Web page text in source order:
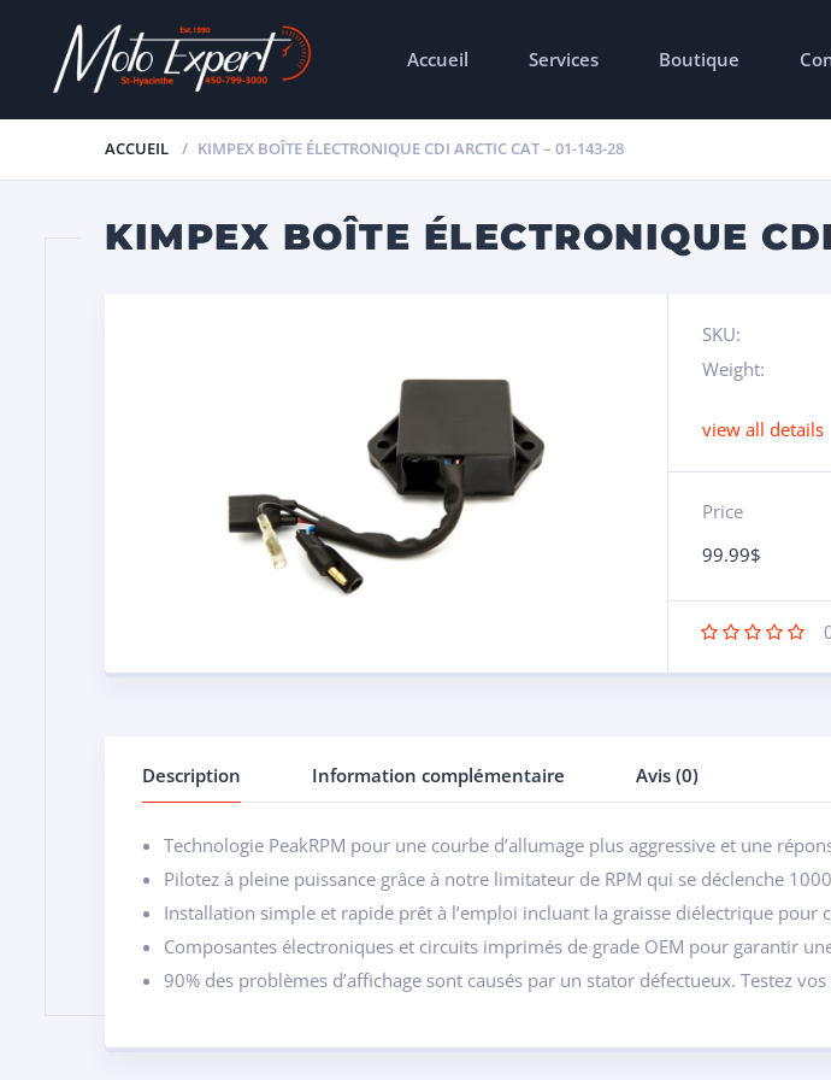
Accueil Services Boutique
ACCUEIL KIMPEX BOÎTE ÉLECTRONIQUE CDI ARCTIC CAT – 01-143-28
KIMPEX BOÎTE ÉLECTRONIQUE
SKU:
Weight:
view all details
Price
99.99$
Description Information complémentaire Avis (0)
Technologie PeakRPM pour une courbe d’allumage plus aggressive et une
Pilotez à pleine puissance grâce à notre limitateur de RPM qui se déclenche
Installation simple et rapide prêt à l’emploi incluant la graisse diélectrique pour
Composantes électroniques et circuits imprimés de grade OEM pour garantir
90% des problèmes d’affichage sont causés par un stator défectueux. Testez